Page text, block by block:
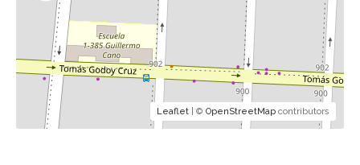
Leaflet | © OpenStreetMap contributors